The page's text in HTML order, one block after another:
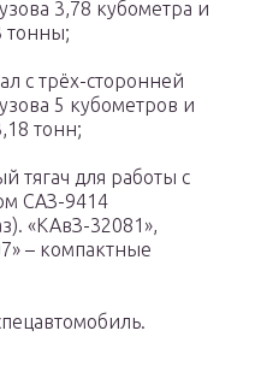
3,78 кубометра и
тонны;
с трёх-сторонней
5 кубометров и
тонн;
тягач для работы с
САЗ-9414
«КАвЗ-32081»,
– компактные